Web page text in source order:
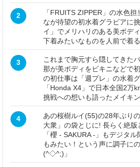
2
「FRUITS ZIPPER」の水色担
なが待望の初水着グラビアに
イ」でメリハリのある美ボデ
下着みたいなものを人前で着
3
これまで胸元すら隠してきた
那が美ボディをビキニなどで
の初仕事は「週プレ」の水着
「Honda X4」で日本全国2万
挑戦への想いも語ったメイキ
4
あの桜樹ルイ(55)の28年ぶり
大衆」の袋とじに! 長らく絶
「櫻 - SAKURA -」もデジタ
もみたい！という声に調子に
(^◇^;)」